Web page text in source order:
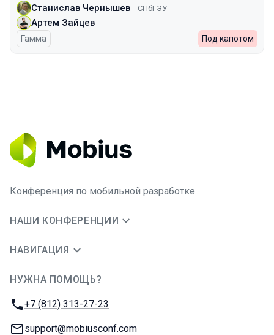
Станислав Чернышев СПбГЭУ
Артем Зайцев
Гамма Под капотом
Конференция по мобильной разработке
НАШИ КОНФЕРЕНЦИИ
НАВИГАЦИЯ
НУЖНА ПОМОЩЬ?
Телефон:
+7 (812) 313-27-23
E-mail:
support@mobiusconf.com